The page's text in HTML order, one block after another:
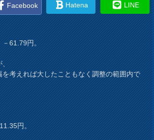
Facebook Hatena LINE
－61.79円。
、
を考えれば大したこともなく調整の範囲内で
円。